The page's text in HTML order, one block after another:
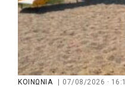
ΚΟΙΝΩΝΙΑ | 07/08/2026 ·